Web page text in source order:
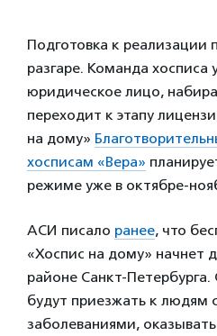
Подготовка к реализации
разгаре. Команда хосписа
юридическое лицо,
переходит к этапу
на дому»
хосписам «Вера»
режиме уже в октябре-
АСИ писало ранее, что
«Хоспис на дому» начнет
районе Санкт-
будут приезжать к людям
заболеваниями,